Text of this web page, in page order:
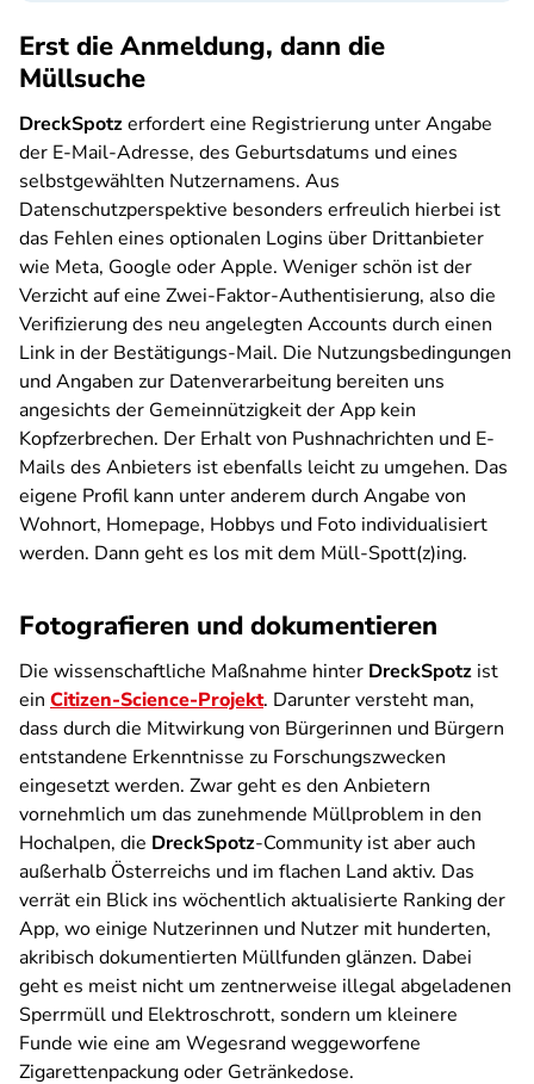
Erst die Anmeldung, dann die
Müllsuche
DreckSpotzerfordert eine Registrierung unter Angabe
der E-Mail-Adresse, des Geburtsdatums und eines
selbstgewählten Nutzernamens. Aus
Datenschutzperspektive besonders erfreulich hierbei ist
das Fehlen eines optionalen Logins über Drittanbieter
wie Meta, Google oder Apple. Weniger schön ist der
Verzicht auf eine Zwei-Faktor-Authentisierung, also die
Verifizierung des neu angelegten Accounts durch einen
Link in der Bestätigungs-Mail. Die Nutzungsbedingungen
und Angaben zur Datenverarbeitung bereiten uns
angesichts der Gemeinnützigkeit der App kein
Kopfzerbrechen. Der Erhalt von Pushnachrichten und E-
Mails des Anbieters ist ebenfalls leicht zu umgehen. Das
eigene Profil kann unter anderem durch Angabe von
Wohnort, Homepage, Hobbys und Foto individualisiert
werden. Dann geht es los mit dem Müll-Spott(z)ing.
Fotografieren und dokumentieren
Die wissenschaftliche Maßnahme hinter DreckSpotz ist
ein Citizen-Science-Projekt. Darunter versteht man,
dass durch die Mitwirkung von Bürgerinnen und Bürgern
entstandene Erkenntnisse zu Forschungszwecken
eingesetzt werden. Zwar geht es den Anbietern
vornehmlich um das zunehmende Müllproblem in den
Hochalpen, die DreckSpotz-Community ist aber auch
außerhalb Österreichs und im flachen Land aktiv. Das
verrät ein Blick ins wöchentlich aktualisierte Ranking der
App, wo einige Nutzerinnen und Nutzer mit hunderten,
akribisch dokumentierten Müllfunden glänzen. Dabei
geht es meist nicht um zentnerweise illegal abgeladenen
Sperrmüll und Elektroschrott, sondern um kleinere
Funde wie eine am Wegesrand weggeworfene
Zigarettenpackung oder Getränkedose.